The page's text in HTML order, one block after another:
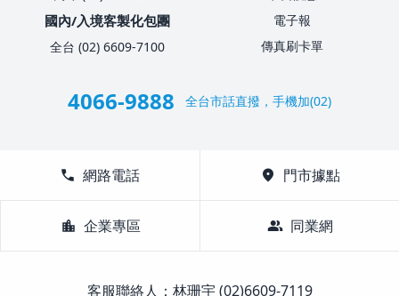
國內/入境客製化包團
全台 (02) 6609-7100
電子報
傳真刷卡單
4066-9888 全台市話直撥，手機加(02)
call 網路電話 location_on 門市據點
location_city 企業專區 group 同業網
客服聯絡人：林珊宇 (02)6609-7119